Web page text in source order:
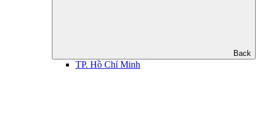
Back
TP. Hồ Chí Minh